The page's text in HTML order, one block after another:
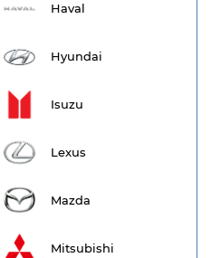
Haval
Hyundai
Isuzu
Lexus
Mazda
Mitsubishi